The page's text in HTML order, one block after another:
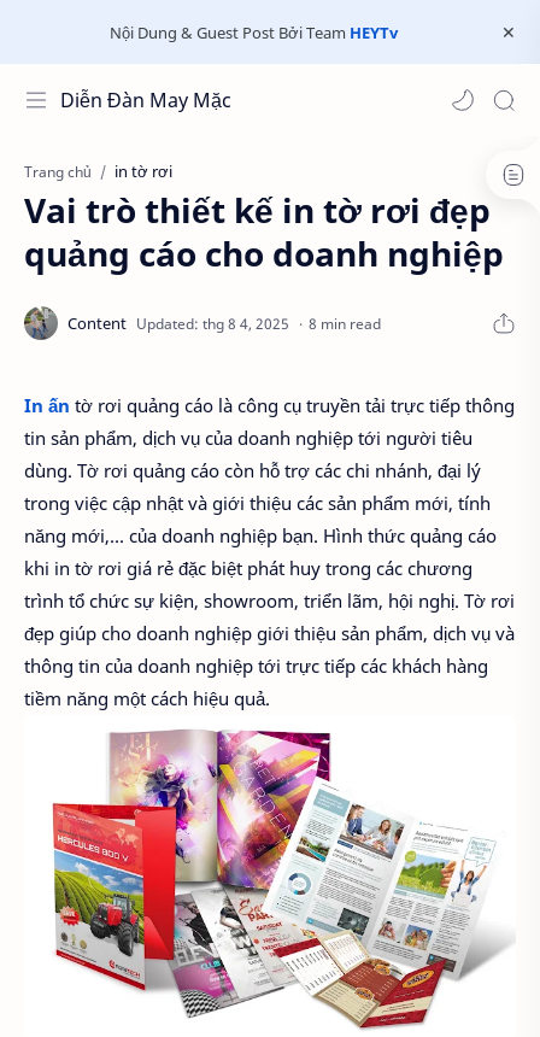
Nội Dung & Guest Post Bởi Team HEYTv
Diễn Đàn May Mặc
Trang chủ in tờ rơi
Vai trò thiết kế in tờ rơi đẹp
quảng cáo cho doanh nghiệp
8 min read
In ấn tờ rơi quảng cáo là công cụ truyền tải trực tiếp thông
tin sản phẩm, dịch vụ của doanh nghiệp tới người tiêu
dùng. Tờ rơi quảng cáo còn hỗ trợ các chi nhánh, đại lý
trong việc cập nhật và giới thiệu các sản phẩm mới, tính
năng mới,… của doanh nghiệp bạn. Hình thức quảng cáo
khi in tờ rơi giá rẻ đặc biệt phát huy trong các chương
trình tổ chức sự kiện, showroom, triển lãm, hội nghị. Tờ rơi
đẹp giúp cho doanh nghiệp giới thiệu sản phẩm, dịch vụ và
thông tin của doanh nghiệp tới trực tiếp các khách hàng
tiềm năng một cách hiệu quả.